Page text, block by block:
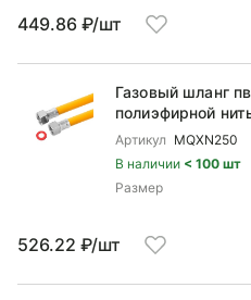
449.86 ₽/шт
Газовый шланг
полиэфирной
Артикул MQXN250
В наличии < 100 шт
Размер
526.22 ₽/шт